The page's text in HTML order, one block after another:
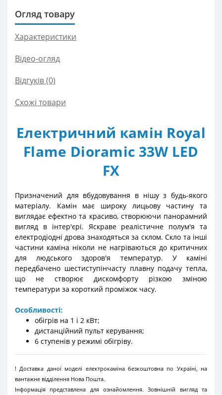
Огляд товару
Характеристики
Відео-огляд
Відгуків (0)
Схожі товари
Електричний камін Royal
Flame Dioramic 33W LED
FX
Призначений для вбудовування в нішу з будь-якого
матеріалу. Камін має широку лицьову частину та
виглядає ефектно та красиво, створюючи панорамний
вигляд в інтер'єрі. Яскраве реалістичне полум'я та
електродіодні дрова знаходяться за склом. Скло та інші
частини каміна ніколи не нагріваються до критичних
для людського здоров'я температур. У каміні
передбачено шестиступінчасту плавну подачу тепла,
що не створює дискомфорту різкою зміною
температури за короткий проміжок часу.
Особливості:
обігрів на 1 і 2 кВт;
дистанційний пульт керування;
6 ступенів у режимі обігріву.
! Доставка даної моделі електрокаміна безкоштовна по Україні, на
вантажне відділення Нова Пошта.
Інформація представлена для ознайомлення. Зовнішній вигляд та